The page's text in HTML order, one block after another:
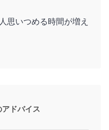
思いつめる時間が増え
ドバイス